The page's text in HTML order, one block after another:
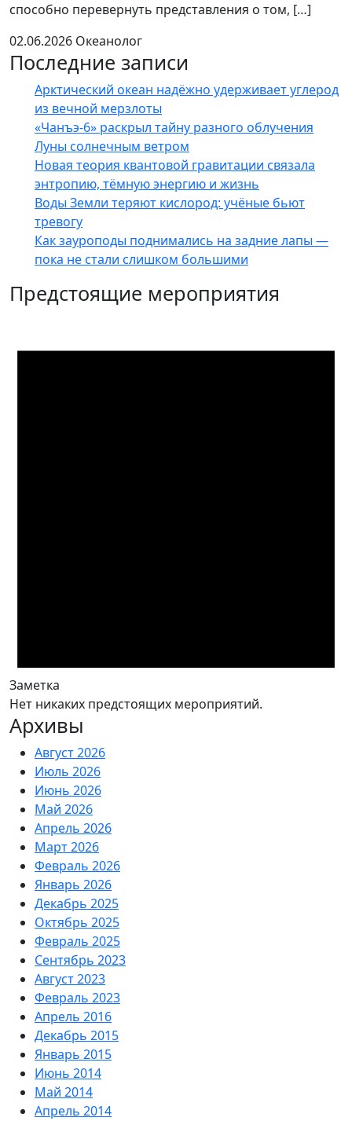
способно перевернуть представления о том, […]
02.06.2026 Океанолог
Последние записи
Арктический океан надёжно удерживает углерод
из вечной мерзлоты
«Чанъэ-6» раскрыл тайну разного облучения
Луны солнечным ветром
Новая теория квантовой гравитации связала
энтропию, тёмную энергию и жизнь
Воды Земли теряют кислород: учёные бьют
тревогу
Как зауроподы поднимались на задние лапы —
пока не стали слишком большими
Предстоящие мероприятия
Заметка
Нет никаких предстоящих мероприятий.
Архивы
Август 2026
Июль 2026
Июнь 2026
Май 2026
Апрель 2026
Март 2026
Февраль 2026
Январь 2026
Декабрь 2025
Октябрь 2025
Февраль 2025
Сентябрь 2023
Август 2023
Февраль 2023
Апрель 2016
Декабрь 2015
Январь 2015
Июнь 2014
Май 2014
Апрель 2014